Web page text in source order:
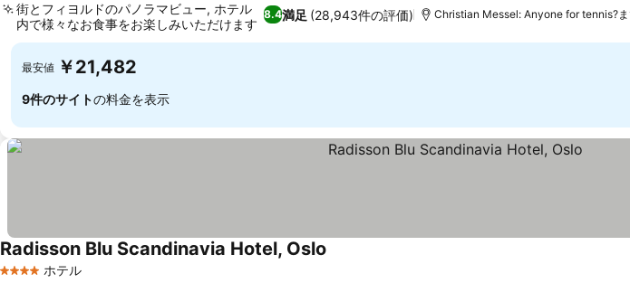
8.4満足 (28,943件の評価)
街とフィヨルドのパノラマビュー, ホテル
内で様々なお食事をお楽しみいただけます
Christian Messel: Anyone for tennis?
最安値 ￥21,482
9件のサイトの料金を表示
4 ホテルのランク
ホテル
Radisson Blu Scandinavia Hotel, Oslo